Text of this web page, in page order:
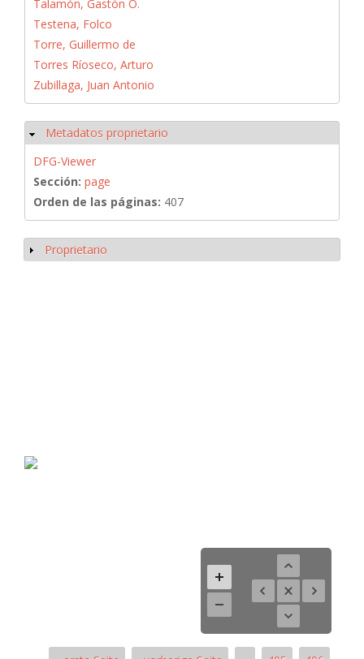
Talamón, Gastón O.
Testena, Folco
Torre, Guillermo de
Torres Ríoseco, Arturo
Zubillaga, Juan Antonio
Ocultar
Metadatos proprietario
DFG-Viewer
Sección: page
Orden de las páginas: 407
Mostrar
Proprietario